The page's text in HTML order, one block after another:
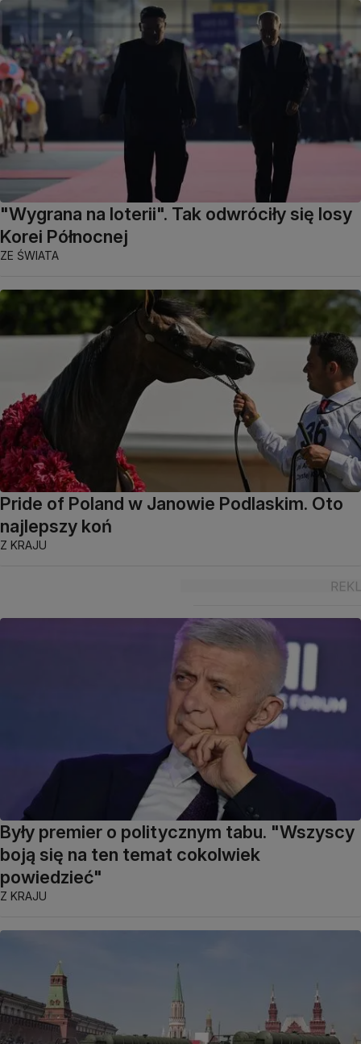
"Wygrana na loterii". Tak odwróciły się losy
Korei Północnej
ZE ŚWIATA
Pride of Poland w Janowie Podlaskim. Oto
najlepszy koń
Z KRAJU
Były premier o politycznym tabu. "Wszyscy
boją się na ten temat cokolwiek
powiedzieć"
Z KRAJU